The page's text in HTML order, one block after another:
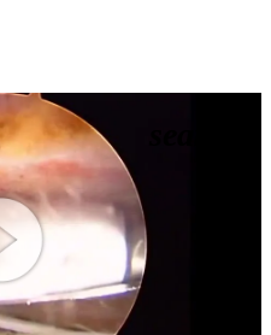
Play